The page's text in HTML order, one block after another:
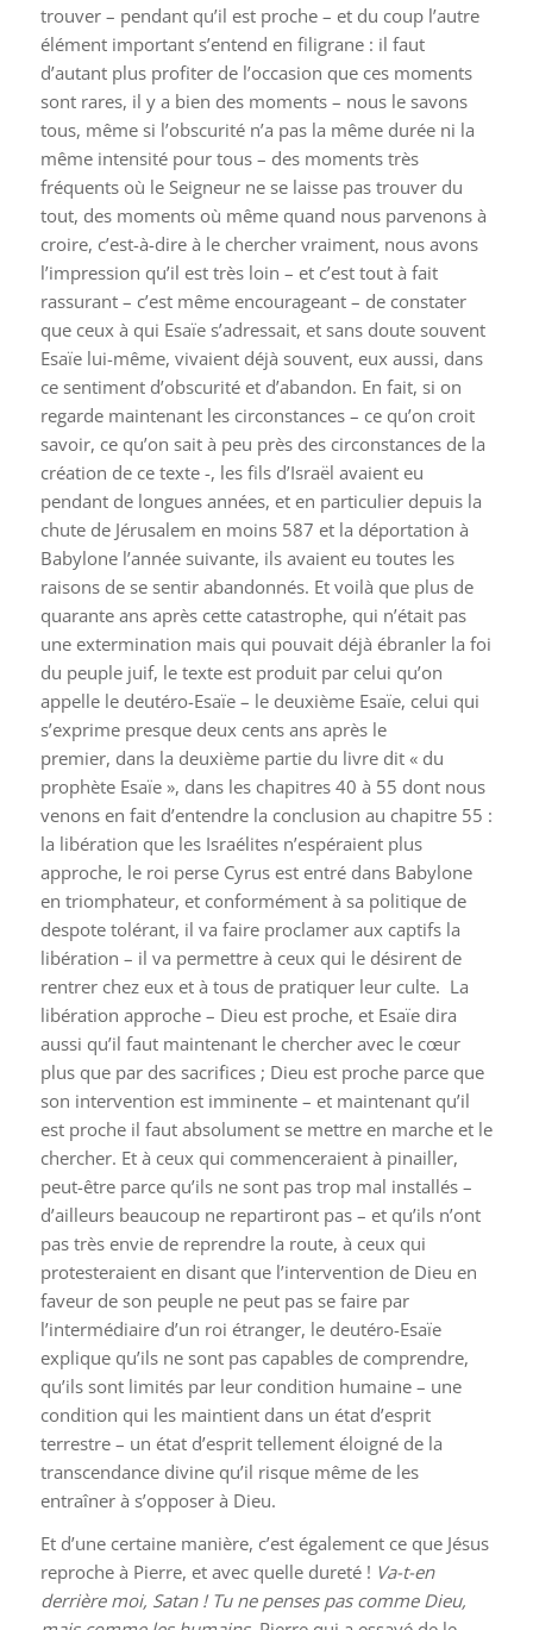
trouver – pendant qu’il est proche – et du coup l’autre
élément important s’entend en filigrane : il faut
d’autant plus profiter de l’occasion que ces moments
sont rares, il y a bien des moments – nous le savons
tous, même si l’obscurité n’a pas la même durée ni la
même intensité pour tous – des moments très
fréquents où le Seigneur ne se laisse pas trouver du
tout, des moments où même quand nous parvenons à
croire, c’est-à-dire à le chercher vraiment, nous avons
l’impression qu’il est très loin – et c’est tout à fait
rassurant – c’est même encourageant – de constater
que ceux à qui Esaïe s’adressait, et sans doute souvent
Esaïe lui-même, vivaient déjà souvent, eux aussi, dans
ce sentiment d’obscurité et d’abandon. En fait, si on
regarde maintenant les circonstances – ce qu’on croit
savoir, ce qu’on sait à peu près des circonstances de la
création de ce texte -, les fils d’Israël avaient eu
pendant de longues années, et en particulier depuis la
chute de Jérusalem en moins 587 et la déportation à
Babylone l’année suivante, ils avaient eu toutes les
raisons de se sentir abandonnés. Et voilà que plus de
quarante ans après cette catastrophe, qui n’était pas
une extermination mais qui pouvait déjà ébranler la foi
du peuple juif, le texte est produit par celui qu’on
appelle le deutéro-Esaïe – le deuxième Esaïe, celui qui
s’exprime presque deux cents ans après le
premier, dans la deuxième partie du livre dit « du
prophète Esaïe », dans les chapitres 40 à 55 dont nous
venons en fait d’entendre la conclusion au chapitre 55 :
la libération que les Israélites n’espéraient plus
approche, le roi perse Cyrus est entré dans Babylone
en triomphateur, et conformément à sa politique de
despote tolérant, il va faire proclamer aux captifs la
libération – il va permettre à ceux qui le désirent de
rentrer chez eux et à tous de pratiquer leur culte. La
libération approche – Dieu est proche, et Esaïe dira
aussi qu’il faut maintenant le chercher avec le cœur
plus que par des sacrifices ; Dieu est proche parce que
son intervention est imminente – et maintenant qu’il
est proche il faut absolument se mettre en marche et le
chercher. Et à ceux qui commenceraient à pinailler,
peut-être parce qu’ils ne sont pas trop mal installés –
d’ailleurs beaucoup ne repartiront pas – et qu’ils n’ont
pas très envie de reprendre la route, à ceux qui
protesteraient en disant que l’intervention de Dieu en
faveur de son peuple ne peut pas se faire par
l’intermédiaire d’un roi étranger, le deutéro-Esaïe
explique qu’ils ne sont pas capables de comprendre,
qu’ils sont limités par leur condition humaine – une
condition qui les maintient dans un état d’esprit
terrestre – un état d’esprit tellement éloigné de la
transcendance divine qu’il risque même de les
entraîner à s’opposer à Dieu.
Et d’une certaine manière, c’est également ce que Jésus
reproche à Pierre, et avec quelle dureté ! Va-t-en
derrière moi, Satan ! Tu ne penses pas comme Dieu,